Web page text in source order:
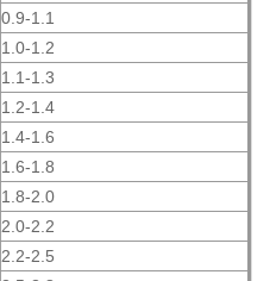
0.9-1.1
1.0-1.2
1.1-1.3
1.2-1.4
1.4-1.6
1.6-1.8
1.8-2.0
2.0-2.2
2.2-2.5